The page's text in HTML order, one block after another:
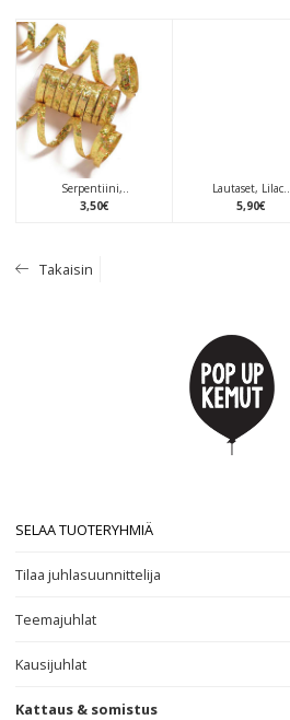
Serpentiini,..
3,50€
Lautaset, Lilac..
5,90€
Takaisin
SELAA TUOTERYHMIÄ
Tilaa juhlasuunnittelija
Teemajuhlat
Kausijuhlat
Kattaus & somistus